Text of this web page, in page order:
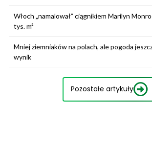
Włoch „namalował” ciągnikiem Marilyn
tys. m²
Mniej ziemniaków na polach, ale pogoda
wynik
Pozostałe artykuły